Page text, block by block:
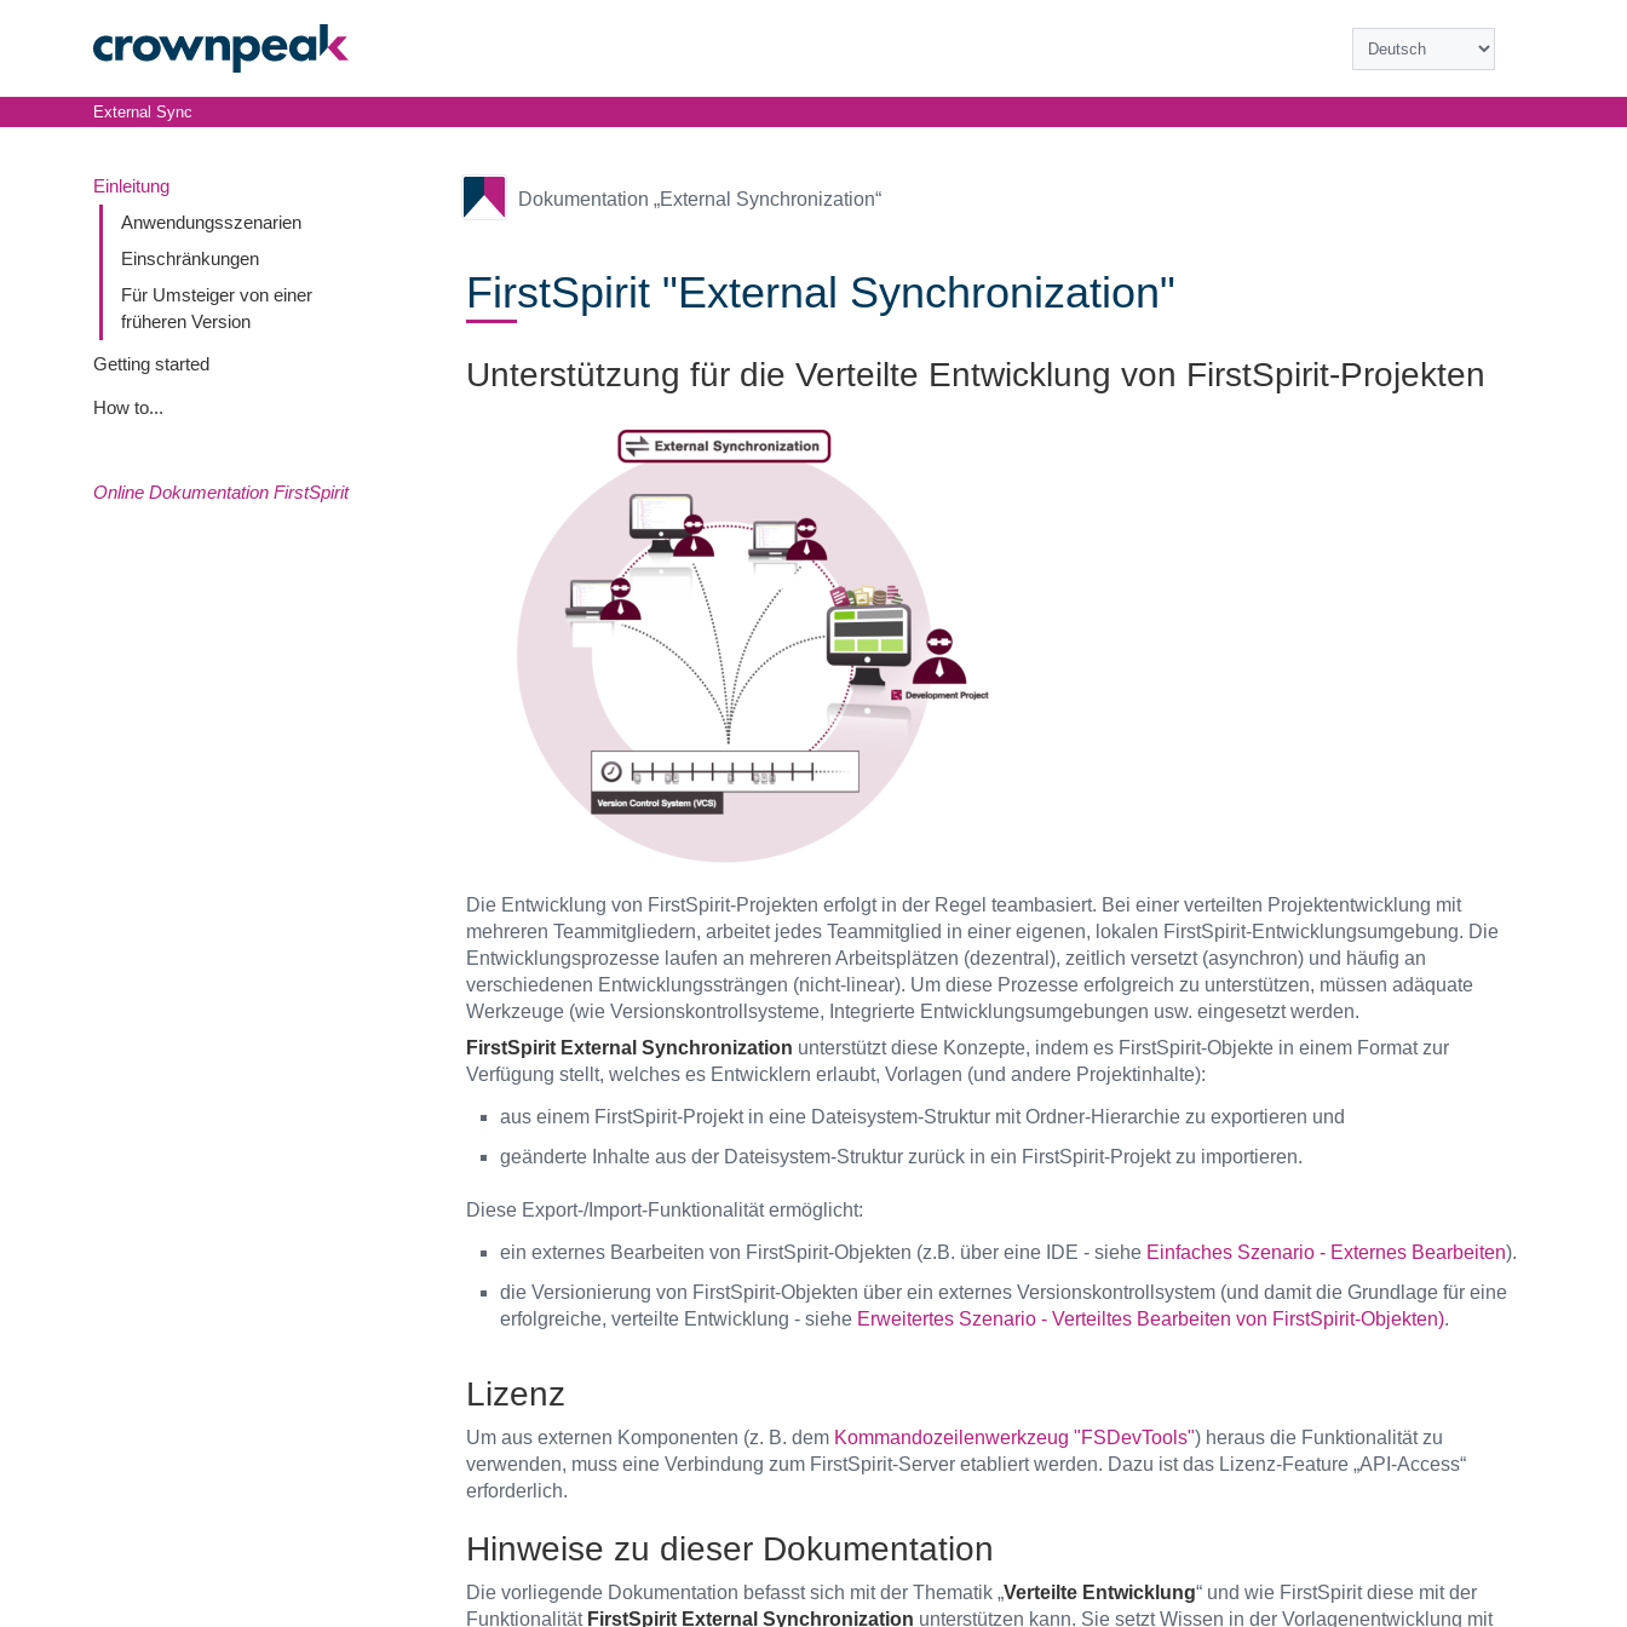
Einleitung
Anwendungsszenarien
Einschränkungen
Für Umsteiger von einer
früheren Version
Getting started
How to...
Online Dokumentation FirstSpirit
Dokumentation „External Synchronization“
External Sync
FirstSpirit "External Synchronization"
Unterstützung für die Verteilte Entwicklung von FirstSpirit-Projekten
Die Entwicklung von FirstSpirit-Projekten erfolgt in der Regel teambasiert. Bei einer verteilten Projektentwicklung mit
mehreren Teammitgliedern, arbeitet jedes Teammitglied in einer eigenen, lokalen FirstSpirit-Entwicklungsumgebung. Die
Entwicklungsprozesse laufen an mehreren Arbeitsplätzen (dezentral), zeitlich versetzt (asynchron) und häufig an
verschiedenen Entwicklungssträngen (nicht-linear). Um diese Prozesse erfolgreich zu unterstützen, müssen adäquate
Werkzeuge (wie Versionskontrollsysteme, Integrierte Entwicklungsumgebungen usw. eingesetzt werden.
FirstSpirit External Synchronization unterstützt diese Konzepte, indem es FirstSpirit-Objekte in einem Format zur
Verfügung stellt, welches es Entwicklern erlaubt, Vorlagen (und andere Projektinhalte):
aus einem FirstSpirit-Projekt in eine Dateisystem-Struktur mit Ordner-Hierarchie zu exportieren und
geänderte Inhalte aus der Dateisystem-Struktur zurück in ein FirstSpirit-Projekt zu importieren.
Diese Export-/Import-Funktionalität ermöglicht:
ein externes Bearbeiten von FirstSpirit-Objekten (z.B. über eine IDE - siehe Einfaches Szenario - Externes Bearbeiten).
die Versionierung von FirstSpirit-Objekten über ein externes Versionskontrollsystem (und damit die Grundlage für eine
erfolgreiche, verteilte Entwicklung - siehe Erweitertes Szenario - Verteiltes Bearbeiten von FirstSpirit-Objekten).
Lizenz
Um aus externen Komponenten (z. B. dem Kommandozeilenwerkzeug "FSDevTools") heraus die Funktionalität zu
verwenden, muss eine Verbindung zum FirstSpirit-Server etabliert werden. Dazu ist das Lizenz-Feature „API-Access“
erforderlich.
Hinweise zu dieser Dokumentation
Die vorliegende Dokumentation befasst sich mit der Thematik „Verteilte Entwicklung“ und wie FirstSpirit diese mit der
Funktionalität FirstSpirit External Synchronization unterstützen kann. Sie setzt Wissen in der Vorlagenentwicklung mit